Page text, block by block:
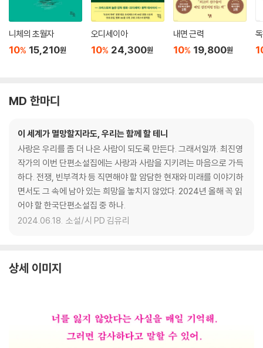
니체의 초월자
10% 15,210원
오디세이아
10% 24,300원
내면 근력
10% 19,800원
MD 한마디
이 세계가 멸망할지라도, 우리는 함께 할 테니
사랑은 우리를 좀 더 나은 사람이 되도록 만든다. 그래서일까. 최진영
작가의 이번 단편소설집에는 사랑과 사람을 지키려는 마음으로 가득
하다. 전쟁, 빈부격차 등 직면해야 할 암담한 현재와 미래를 이야기하
면서도 그 속에 남아 있는 희망을 놓치지 않았다. 2024년 올해 꼭 읽
어야 할 한국단편소설집 중 하나.
2024.06.18. 소설/시 PD 김유리
상세 이미지